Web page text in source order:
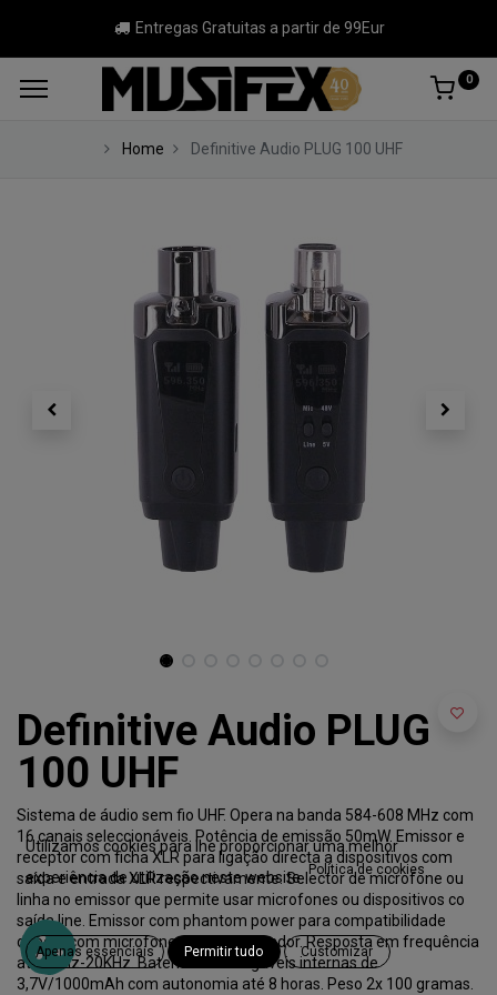
Entregas Gratuitas a partir de 99Eur
0
Home Definitive Audio PLUG 100 UHF
Definitive Audio PLUG
100 UHF
Sistema de áudio sem fio UHF. Opera na banda 584-608 MHz com
16 canais seleccionáveis. Potência de emissão 50mW. Emissor e
receptor com ficha XLR para ligação directa a dispositivos com
saída e entrada XLR respectivamente. Selector de microfone ou
linha no emissor que permite usar microfones ou dispositivos co
saída line. Emissor com phantom power para compatibilidade
directa com microfones de condensador. Resposta em frequência
até 20Hz-20KHz. Baterias recarregáveis internas de
3,7V/1000mAh com autonomia até 8 horas. Peso 2x 100 gramas.
Utilizamos cookies para lhe proporcionar uma melhor
experiência de utilização neste website. Política de cookies
Apenas essenciais Permitir tudo Customizar